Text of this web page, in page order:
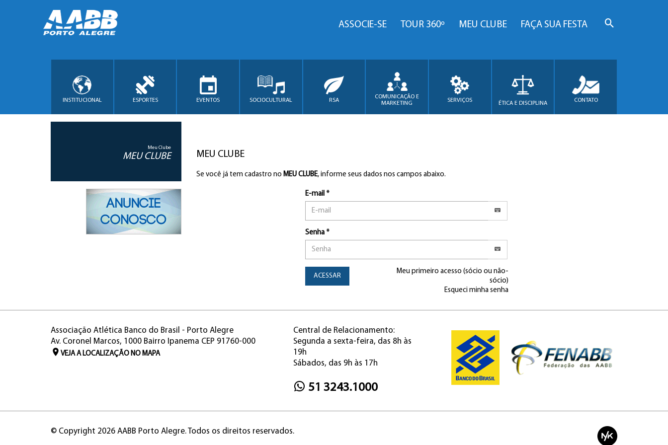
ASSOCIE-SE TOUR 360º MEU CLUBE FAÇA SUA FESTA
INSTITUCIONAL ESPORTES EVENTOS SOCIOCULTURAL RSA
COMUNICAÇÃO E
MARKETING
SERVIÇOS ÉTICA E DISCIPLINA CONTATO
Meu Clube
MEU CLUBE MEU CLUBE
Se você já tem cadastro no MEU CLUBE, informe seus dados nos campos abaixo.
E-mail *
Senha *
ACESSAR
Meu primeiro acesso (sócio ou não-
sócio)
Esqueci minha senha
Associação Atlética Banco do Brasil - Porto Alegre
Av. Coronel Marcos, 1000 Bairro Ipanema CEP 91760-000
VEJA A LOCALIZAÇÃO NO MAPA
Central de Relacionamento:
Segunda a sexta-feira, das 8h às
19h
Sábados, das 9h às 17h
51 3243.1000
© Copyright 2026 AABB Porto Alegre. Todos os direitos reservados.